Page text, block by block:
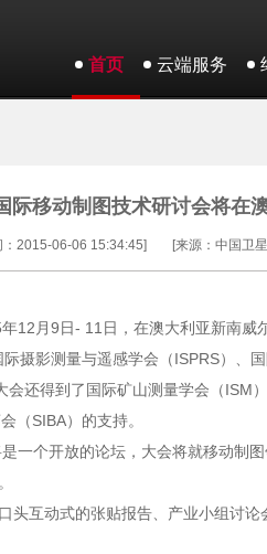
首页 云端服务
际移动制图技术研讨会将在
：2015-06-06 15:34:45] [来源：中国卫
12月9日- 11日，在澳大利亚新南威
摄影测量与遥感学会（ISPRS）、
还得到了国际矿山测量学会（ISM
（SIBA）的支持。
一个开放的论坛，大会将就移动制
头互动式的张贴报告、产业小组讨